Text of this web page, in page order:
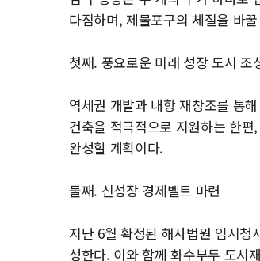
다짐하며, 제물포구의 체질을 바
첫째. 풍요로운 미래 성장 도시 조
역세권 개발과 내항 재창조를 통
건축을 적극적으로 지원하는 한
완성할 계획이다.
둘째. 신성장 경제벨트 마련
지난 6월 확정된 해사법원 임시
성한다. 이와 함께 화수부두 도시